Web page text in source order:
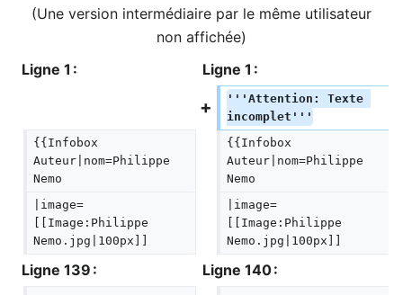
(Une version intermédiaire par le même utilisateur
non affichée)
Ligne 1 :
Ligne 1 :
'''Attention: Texte
incomplet'''
{{Infobox
Auteur|nom=Philippe
Nemo
{{Infobox
Auteur|nom=Philippe
Nemo
|image=
[[Image:Philippe
Nemo.jpg|100px]]
|image=
[[Image:Philippe
Nemo.jpg|100px]]
Ligne 139 : Ligne 140 :